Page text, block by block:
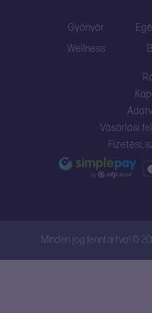
Gyönyör
Wellness
Vásárlási
Fizetési,
Minden jog fenntartva! ©